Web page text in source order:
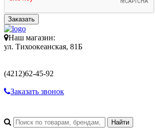
Заказать
Наш магазин:
ул. Тихоокеанская, 81Б
(4212)62-45-92
Заказать звонок